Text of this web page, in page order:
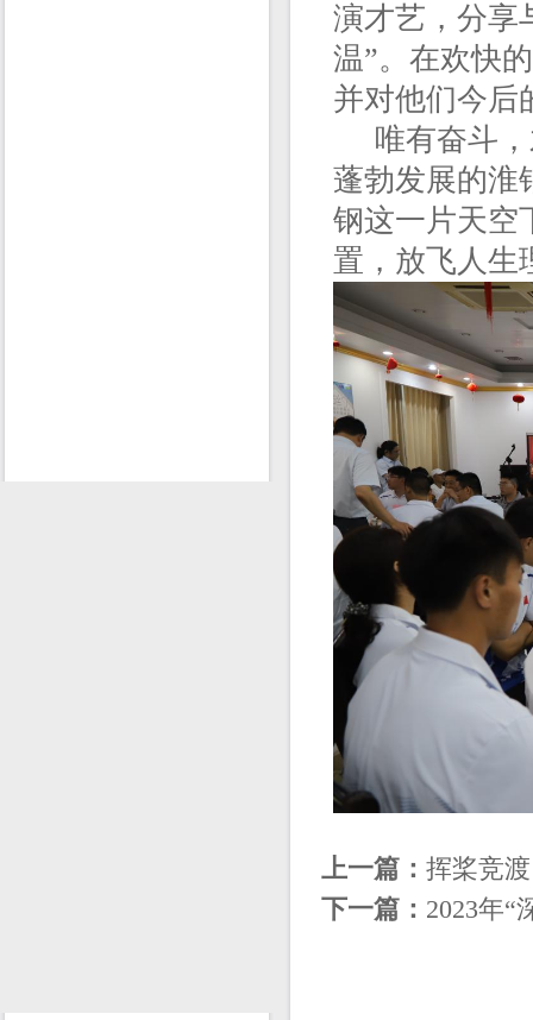
演才艺，分享
温”。在欢快
并对他们今后
唯有奋斗，
蓬勃发展的淮
钢这一片天空
置，放飞人生
上一篇： 挥桨竞
下一篇： 2023年“